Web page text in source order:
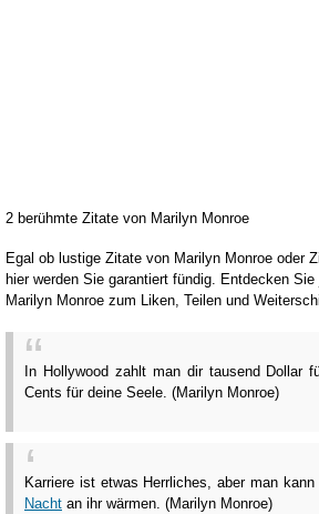
2 berühmte Zitate von Marilyn Monroe
Egal ob lustige Zitate von Marilyn Monroe oder
hier werden Sie garantiert fündig. Entdecken
Marilyn Monroe zum Liken, Teilen und
In Hollywood zahlt man dir tausend Dollar
Cents für deine Seele. (Marilyn Monroe)
Karriere ist etwas Herrliches, aber man
Nacht an ihr wärmen. (Marilyn Monroe)